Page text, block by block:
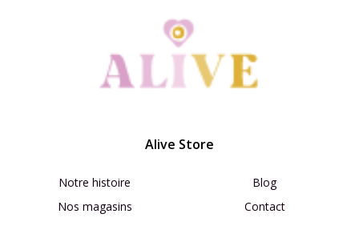
Alive Store
Notre histoire
Nos magasins
Blog
Contact